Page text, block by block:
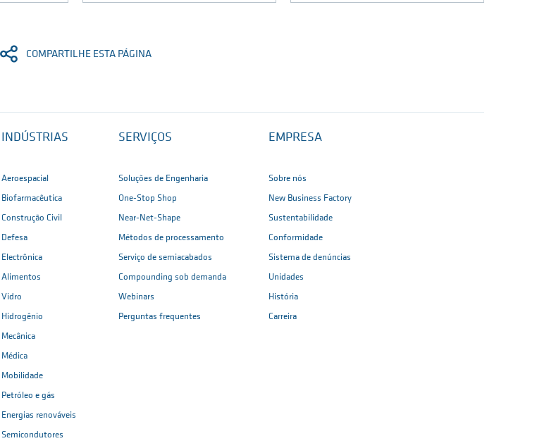
COMPARTILHE ESTA PÁGINA
INDÚSTRIAS
Aeroespacial
Biofarmacêutica
Construção Civil
Defesa
Electrônica
Alimentos
Vidro
Hidrogênio
Mecânica
Médica
Mobilidade
Petróleo e gás
Energias renováveis
Semicondutores
SERVIÇOS
Soluções de Engenharia
One-Stop Shop
Near-Net-Shape
Métodos de processamento
Serviço de semiacabados
Compounding sob demanda
Webinars
Perguntas frequentes
EMPRESA
Sobre nós
New Business Factory
Sustentabilidade
Conformidade
Sistema de denúncias
Unidades
História
Carreira